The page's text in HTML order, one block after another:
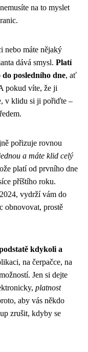
na to myslet
nebo máte nějaký
dává smysl. Platí
posledního dne, ať
pokud víte, že ji
v klidu si ji pořiďte –
pořizuje rovnou
a máte klid celý
platí od prvního dne
příštího roku.
vydrží vám do
obnovovat, prostě
kdykoli a
na čerpačce, na
Jen si dejte
platnost
aby vás někdo
zrušit, kdyby se